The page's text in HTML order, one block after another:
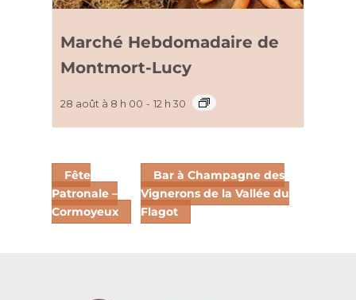
Marché Hebdomadaire de
Montmort-Lucy
28 août à 8 h 00 - 12 h 30
Fête
Patronale –
Cormoyeux
Bar à Champagne des
Vignerons de la Vallée du
Flagot